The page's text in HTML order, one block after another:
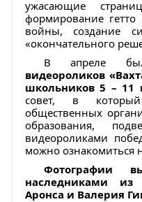
ужасающие
формирование
войны, создание
«окончательного
В апреле
видеороликов
школьников 5 – 11
совет, в
общественных
образования,
видеороликами
можно ознакомиться
Фотографии
наследниками
Аронса и Валерия